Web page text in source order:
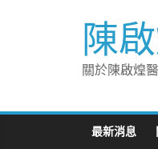
陳
關於陳啟煌
最新消息